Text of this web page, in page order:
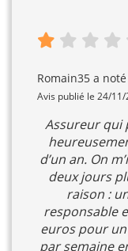
Romain35 a noté
Avis publié le 24/
Assureur qui
d’un an. On
deux jours
raison :
responsable
euros pour
par semaine